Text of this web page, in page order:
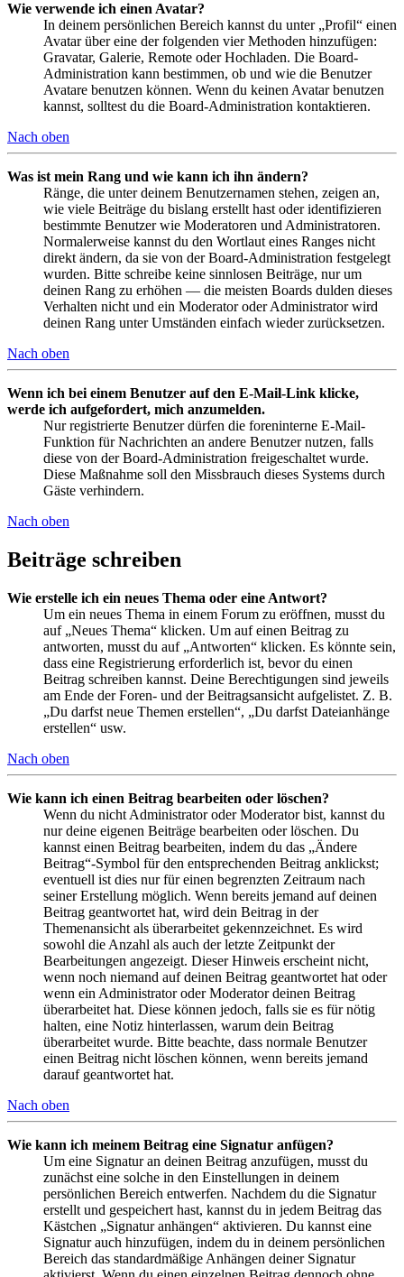
Wie verwende ich einen Avatar?
In deinem persönlichen Bereich kannst du unter „Profil“ einen
Avatar über eine der folgenden vier Methoden hinzufügen:
Gravatar, Galerie, Remote oder Hochladen. Die Board-
Administration kann bestimmen, ob und wie die Benutzer
Avatare benutzen können. Wenn du keinen Avatar benutzen
kannst, solltest du die Board-Administration kontaktieren.
Nach oben
Was ist mein Rang und wie kann ich ihn ändern?
Ränge, die unter deinem Benutzernamen stehen, zeigen an,
wie viele Beiträge du bislang erstellt hast oder identifizieren
bestimmte Benutzer wie Moderatoren und Administratoren.
Normalerweise kannst du den Wortlaut eines Ranges nicht
direkt ändern, da sie von der Board-Administration festgelegt
wurden. Bitte schreibe keine sinnlosen Beiträge, nur um
deinen Rang zu erhöhen — die meisten Boards dulden dieses
Verhalten nicht und ein Moderator oder Administrator wird
deinen Rang unter Umständen einfach wieder zurücksetzen.
Nach oben
Wenn ich bei einem Benutzer auf den E-Mail-Link klicke,
werde ich aufgefordert, mich anzumelden.
Nur registrierte Benutzer dürfen die foreninterne E-Mail-
Funktion für Nachrichten an andere Benutzer nutzen, falls
diese von der Board-Administration freigeschaltet wurde.
Diese Maßnahme soll den Missbrauch dieses Systems durch
Gäste verhindern.
Nach oben
Beiträge schreiben
Wie erstelle ich ein neues Thema oder eine Antwort?
Um ein neues Thema in einem Forum zu eröffnen, musst du
auf „Neues Thema“ klicken. Um auf einen Beitrag zu
antworten, musst du auf „Antworten“ klicken. Es könnte sein,
dass eine Registrierung erforderlich ist, bevor du einen
Beitrag schreiben kannst. Deine Berechtigungen sind jeweils
am Ende der Foren- und der Beitragsansicht aufgelistet. Z. B.
„Du darfst neue Themen erstellen“, „Du darfst Dateianhänge
erstellen“ usw.
Nach oben
Wie kann ich einen Beitrag bearbeiten oder löschen?
Wenn du nicht Administrator oder Moderator bist, kannst du
nur deine eigenen Beiträge bearbeiten oder löschen. Du
kannst einen Beitrag bearbeiten, indem du das „Ändere
Beitrag“-Symbol für den entsprechenden Beitrag anklickst;
eventuell ist dies nur für einen begrenzten Zeitraum nach
seiner Erstellung möglich. Wenn bereits jemand auf deinen
Beitrag geantwortet hat, wird dein Beitrag in der
Themenansicht als überarbeitet gekennzeichnet. Es wird
sowohl die Anzahl als auch der letzte Zeitpunkt der
Bearbeitungen angezeigt. Dieser Hinweis erscheint nicht,
wenn noch niemand auf deinen Beitrag geantwortet hat oder
wenn ein Administrator oder Moderator deinen Beitrag
überarbeitet hat. Diese können jedoch, falls sie es für nötig
halten, eine Notiz hinterlassen, warum dein Beitrag
überarbeitet wurde. Bitte beachte, dass normale Benutzer
einen Beitrag nicht löschen können, wenn bereits jemand
darauf geantwortet hat.
Nach oben
Wie kann ich meinem Beitrag eine Signatur anfügen?
Um eine Signatur an deinen Beitrag anzufügen, musst du
zunächst eine solche in den Einstellungen in deinem
persönlichen Bereich entwerfen. Nachdem du die Signatur
erstellt und gespeichert hast, kannst du in jedem Beitrag das
Kästchen „Signatur anhängen“ aktivieren. Du kannst eine
Signatur auch hinzufügen, indem du in deinem persönlichen
Bereich das standardmäßige Anhängen deiner Signatur